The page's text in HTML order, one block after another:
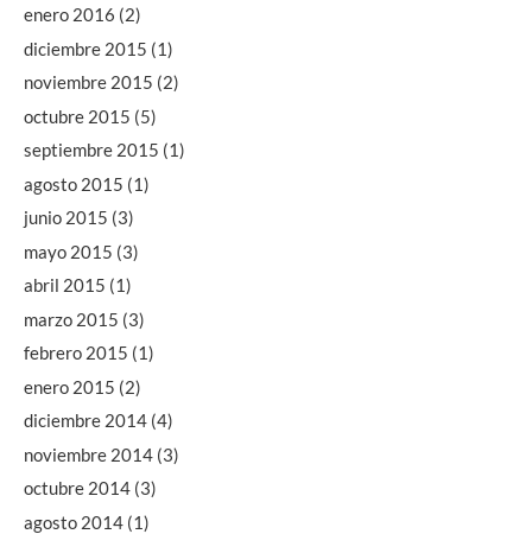
enero 2016 (2)
diciembre 2015 (1)
noviembre 2015 (2)
octubre 2015 (5)
septiembre 2015 (1)
agosto 2015 (1)
junio 2015 (3)
mayo 2015 (3)
abril 2015 (1)
marzo 2015 (3)
febrero 2015 (1)
enero 2015 (2)
diciembre 2014 (4)
noviembre 2014 (3)
octubre 2014 (3)
agosto 2014 (1)